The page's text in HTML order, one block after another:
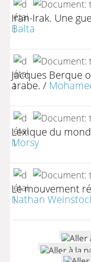
Iran-Irak. Une
Balta
Jacques Berque
arabe. /
Lexique du
Morsy
Le mouvement
Nathan